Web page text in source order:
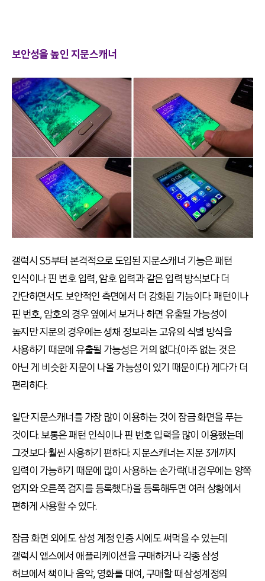
보안성을 높인 지문스캐너
갤럭시 S5부터 본격적으로 도입된 지문스캐너 기능은 패턴
인식이나 핀 번호 입력, 암호 입력과 같은 입력 방식보다 더
간단하면서도 보안적인 측면에서 더 강화된 기능이다. 패턴이나
핀 번호, 암호의 경우 옆에서 보거나 하면 유출될 가능성이
높지만 지문의 경우에는 생채 정보라는 고유의 식별 방식을
사용하기 때문에 유출될 가능성은 거의 없다.(아주 없는 것은
아닌 게 비슷한 지문이 나올 가능성이 있기 때문이다) 게다가 더
편리하다.
일단 지문스캐너를 가장 많이 이용하는 것이 잠금 화면을 푸는
것이다. 보통은 패턴 인식이나 핀 번호 입력을 많이 이용했는데
그것보다 훨씬 사용하기 편하다. 지문스캐너는 지문 3개까지
입력이 가능하기 때문에 많이 사용하는 손가락(내 경우에는 양쪽
엄지와 오른쪽 검지를 등록했다)을 등록해두면 여러 상황에서
편하게 사용할 수 있다.
잠금 화면 외에도 삼성 계정 인증 시에도 써먹을 수 있는데
갤럭시 앱스에서 애플리케이션을 구매하거나 각종 삼성
허브에서 책이나 음악, 영화를 대여, 구매할 때 삼성계정의